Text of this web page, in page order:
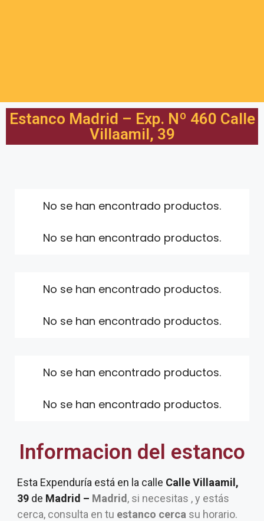
Estanco Madrid – Exp. Nº 460 Calle
Villaamil, 39
No se han encontrado productos.
No se han encontrado productos.
No se han encontrado productos.
No se han encontrado productos.
No se han encontrado productos.
No se han encontrado productos.
Informacion del estanco
Esta Expenduría está en la calle Calle Villaamil,
39 de Madrid – Madrid , si necesitas , y estás
cerca, consulta en tu estanco cerca su horario.